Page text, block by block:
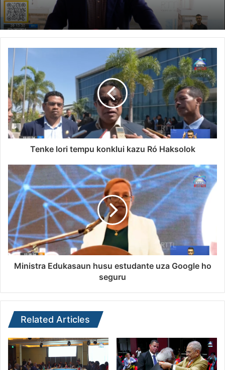
Tenke lori tempu konklui kazu Ró Haksolok
Ministra Edukasaun husu estudante uza Google ho
seguru
Related Articles